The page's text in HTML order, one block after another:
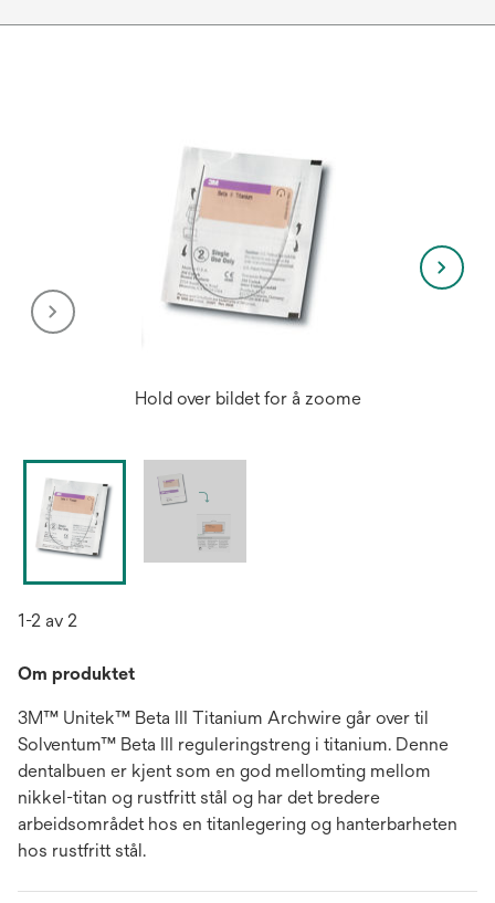
Hold over bildet for å zoome
1-2 av 2
Om produktet
3M™ Unitek™ Beta III Titanium Archwire går over til
Solventum™ Beta III reguleringstreng i titanium. Denne
dentalbuen er kjent som en god mellomting mellom
nikkel-titan og rustfritt stål og har det bredere
arbeidsområdet hos en titanlegering og hanterbarheten
hos rustfritt stål.